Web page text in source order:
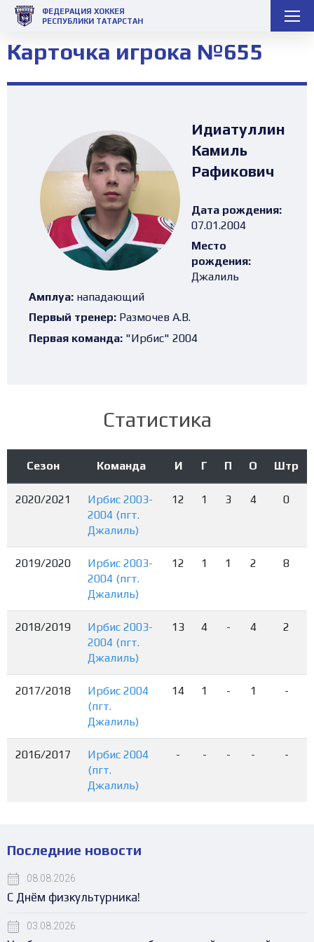
ФЕДЕРАЦИЯ ХОККЕЯ
РЕСПУБЛИКИ ТАТАРСТАН
Карточка игрока №655
Идиатуллин
Камиль
Рафикович
Дата рождения:
07.01.2004
Место
рождения:
Джалиль
Амплуа: нападающий
Первый тренер: Размочев А.В.
Первая команда: "Ирбис" 2004
Статистика
Сезон Команда И Г П О Штр
2020/2021
Ирбис 2003-
2004 (пгт.
Джалиль)
12 1 3 4 0
2019/2020
Ирбис 2003-
2004 (пгт.
Джалиль)
12 1 1 2 8
2018/2019
Ирбис 2003-
2004 (пгт.
Джалиль)
13 4 - 4 2
2017/2018
Ирбис 2004
(пгт.
Джалиль)
14 1 - 1 -
2016/2017
Ирбис 2004
(пгт.
Джалиль)
- - - - -
Последние новости
08.08.2026
С Днём физкультурника!
03.08.2026